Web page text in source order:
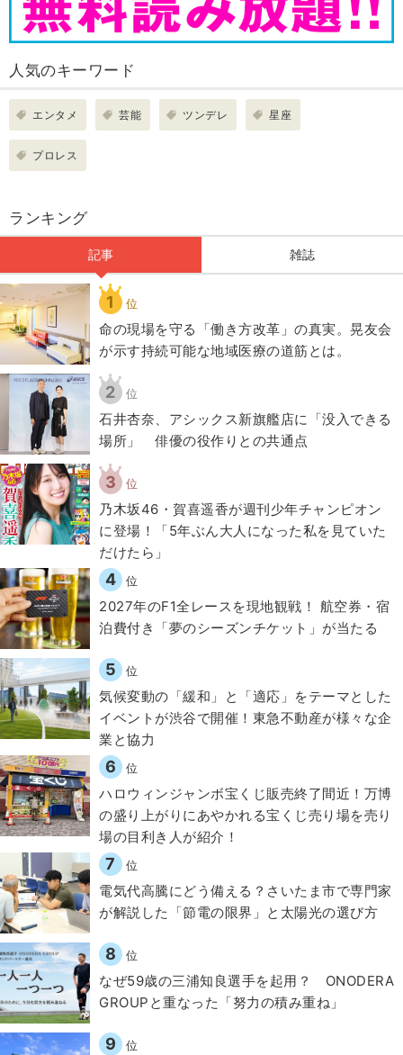
人気のキーワード
エンタメ 芸能 ツンデレ 星座
プロレス
ランキング
記事 雑誌
1 位
​命の現場を守る「働き方改革」の真実。晃友会
が示す持続可能な地域医療の道筋とは。
2 位
石井杏奈、アシックス新旗艦店に「没入できる
場所」 俳優の役作りとの共通点
3 位
乃木坂46・賀喜遥香が週刊少年チャンピオン
に登場！「5年ぶん大人になった私を見ていた
だけたら」
4 位
2027年のF1全レースを現地観戦！ 航空券・宿
泊費付き「夢のシーズンチケット」が当たる
5 位
気候変動の「緩和」と「適応」をテーマとした
イベントが渋谷で開催！東急不動産が様々な企
業と協力
6 位
ハロウィンジャンボ宝くじ販売終了間近！万博
の盛り上がりにあやかれる宝くじ売り場を売り
場の目利き人が紹介！
7 位
電気代高騰にどう備える？さいたま市で専門家
が解説した「節電の限界」と太陽光の選び方
8 位
なぜ59歳の三浦知良選手を起用？ ONODERA
GROUPと重なった「努力の積み重ね」
9 位